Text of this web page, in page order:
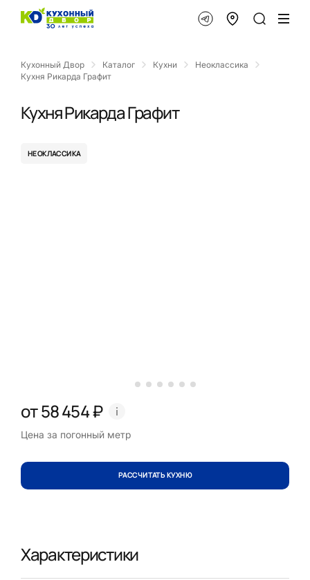
Кухонный Двор Каталог Кухни
Неоклассика
Кухня Рикарда Графит
Кухня Рикарда Графит
НЕОКЛАССИКА
от 58 454 ₽
Цена за погонный метр
РАССЧИТАТЬ КУХНЮ
Характеристики